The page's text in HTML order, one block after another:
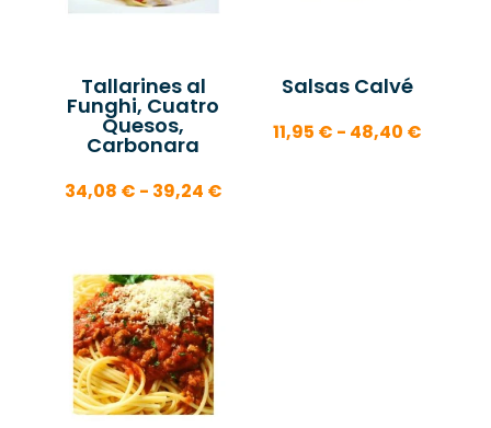
Tallarines al
Funghi, Cuatro
Quesos,
Carbonara
34,08 € - 39,24 €Rango
Salsas Calvé
11,95 € - 48,40 €